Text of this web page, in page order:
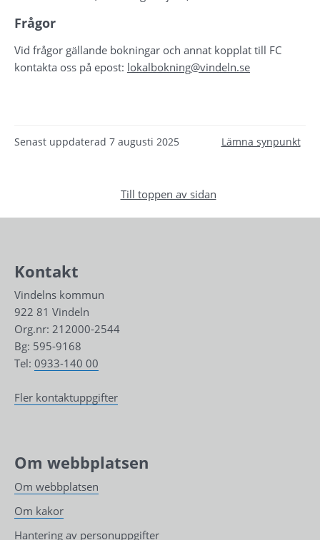
Frågor
Vid frågor gällande bokningar och annat kopplat till FC
kontakta oss på epost: lokalbokning@vindeln.se
Senast uppdaterad 7 augusti 2025 Lämna synpunkt
Till toppen av sidan
Kontakt
Vindelns kommun
922 81 Vindeln
Org.nr: 212000-2544
Bg: 595-9168
Tel: 0933-140 00
Fler kontaktuppgifter
Om webbplatsen
Om webbplatsen
Om kakor
Hantering av personuppgifter